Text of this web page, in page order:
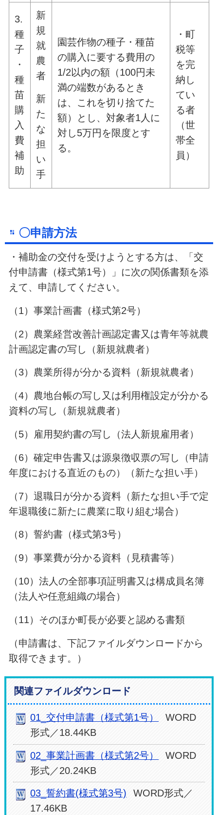
3.
種
子
・
種
苗
購
入
費
補
助
新
規
就
農
者
新
た
な
担
い
手
園芸作物の種子・種苗
の購入に要する費用の
1/2以内の額（100円未
満の端数があるとき
は、これを切り捨てた
額）とし、対象者1人に
対し5万円を限度とす
る。
・町
税等
を完
納し
てい
る者
（世
帯全
員）
〇申請方法
・補助金の交付を受けようとする方は、「交
付申請書（様式第1号）」に次の関係書類を添
えて、申請してください。
（1）事業計画書（様式第2号）
（2）農業経営改善計画認定書又は青年等就農
計画認定書の写し（新規就農者）
（3）農業所得が分かる資料（新規就農者）
（4）農地台帳の写し又は利用権設定が分かる
資料の写し（新規就農者）
（5）雇用契約書の写し（法人新規雇用者）
（6）確定申告書又は源泉徴収票の写し（申請
年度における直近のもの）（新たな担い手）
（7）退職日が分かる資料（新たな担い手で定
年退職後に新たに農業に取り組む場合）
（8）誓約書（様式第3号）
（9）事業費が分かる資料（見積書等）
（10）法人の全部事項証明書又は構成員名簿
（法人や任意組織の場合）
（11）そのほか町長が必要と認める書類
（申請書は、下記ファイルダウンロードから
取得できます。）
関連ファイルダウンロード
01_交付申請書（様式第1号）
WORD
形式／18.44KB
02_事業計画書（様式第2号）
WORD
形式／20.24KB
03_誓約書(様式第3号)
WORD形式／
17.46KB